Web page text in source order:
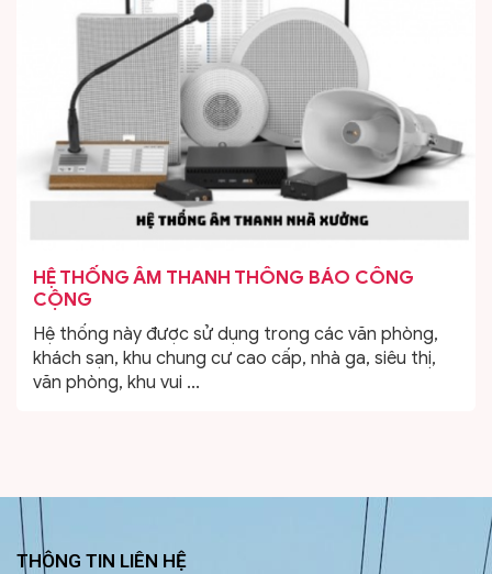
HỆ THỐNG ÂM THANH THÔNG BÁO CÔNG
CỘNG
Hệ thống này được sử dụng trong các văn phòng,
khách sạn, khu chung cư cao cấp, nhà ga, siêu thị,
văn phòng, khu vui ...
THÔNG TIN LIÊN HỆ